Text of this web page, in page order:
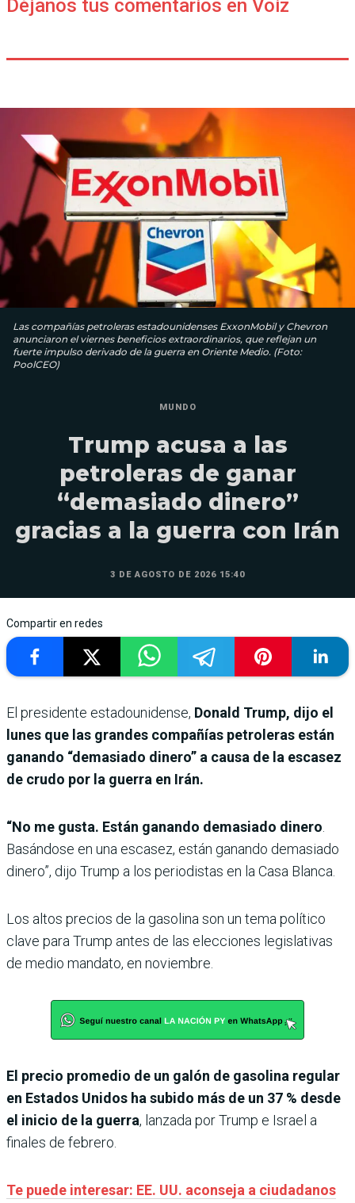
Déjanos tus comentarios en Voiz
Las compañías petroleras estadounidenses ExxonMobil y Chevron
anunciaron el viernes beneficios extraordinarios, que reflejan un
fuerte impulso derivado de la guerra en Oriente Medio. (Foto:
PoolCEO)
MUNDO
Trump acusa a las
petroleras de ganar
“demasiado dinero”
gracias a la guerra con Irán
3 DE AGOSTO DE 2026 15:40
Compartir en redes
El presidente estadounidense, Donald Trump, dijo el
lunes que las grandes compañías petroleras están
ganando “demasiado dinero” a causa de la escasez
de crudo por la guerra en Irán.
“No me gusta. Están ganando demasiado dinero
Basándose en una escasez, están ganando demasiado
dinero”, dijo Trump a los periodistas en la Casa Blanca.
Los altos precios de la gasolina son un tema político
clave para Trump antes de las elecciones legislativas
de medio mandato, en noviembre.
El precio promedio de un galón de gasolina regular
en Estados Unidos ha subido más de un 37 % desde
el inicio de la guerra, lanzada por Trump e Israel a
finales de febrero.
Te puede interesar: EE. UU. aconseja a ciudadanos